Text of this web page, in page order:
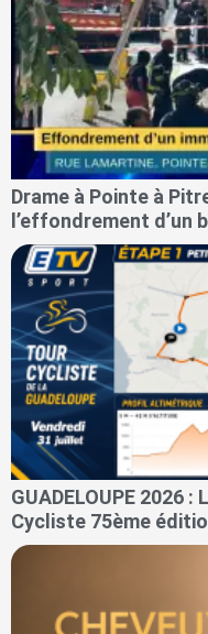
Drame à Pointe à
l’effondrement d’un
GUADELOUPE 2026
Cycliste 75ème